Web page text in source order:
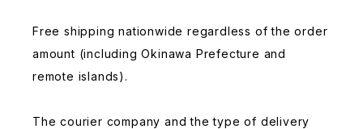
Free shipping nationwide regardless of the order
amount (including Okinawa Prefecture and
remote islands).
The courier company and the type of delivery